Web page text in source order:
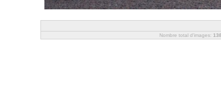
Nombre total d'images: